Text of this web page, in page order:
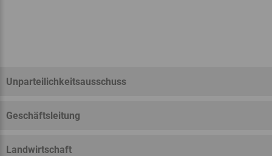
Unparteilichkeitsausschuss
Geschäftsleitung
Landwirtschaft